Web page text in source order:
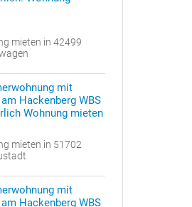
mieten in 42499
mit
Hackenberg WBS
Wohnung mieten
mieten in 51702
mit
Hackenberg WBS